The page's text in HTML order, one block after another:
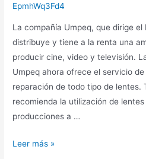
EpmhWq3Fd4
La compañía Umpeq, que dirige el
distribuye y tiene a la renta una
producir cine, video y televisión.
Umpeq ahora ofrece el servicio
reparación de todo tipo de lentes.
recomienda la utilización de
producciones a …
Leer más »